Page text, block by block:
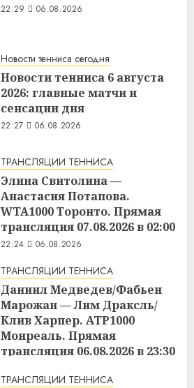
22:29 06.08.2026
Новости тенниса сегодня
Новости тенниса 6 августа
2026: главные матчи и
сенсации дня
22:27 06.08.2026
ТРАНСЛЯЦИИ ТЕННИСА
Элина Свитолина —
Анастасия Потапова.
WTA1000 Торонто. Прямая
трансляция 07.08.2026 в 02:00
22:24 06.08.2026
ТРАНСЛЯЦИИ ТЕННИСА
Даниил Медведев/Фабьен
Марожан — Лим Драксль/
Клив Харпер. ATP1000
Монреаль. Прямая
трансляция 06.08.2026 в 23:30
ТРАНСЛЯЦИИ ТЕННИСА